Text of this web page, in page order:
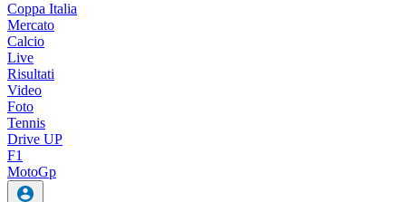
Coppa Italia
Mercato
Calcio
Live
Risultati
Video
Foto
Tennis
Drive UP
F1
MotoGp